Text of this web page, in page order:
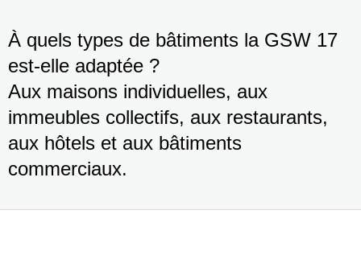
À quels types de bâtiments la GSW 17
est-elle adaptée ?
Aux maisons individuelles, aux
immeubles collectifs, aux restaurants,
aux hôtels et aux bâtiments
commerciaux.